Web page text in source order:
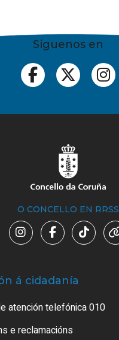
Síguenos en
O CONCELLO EN RRSS
á cidadanía
atención telefónica 010
e reclamacións